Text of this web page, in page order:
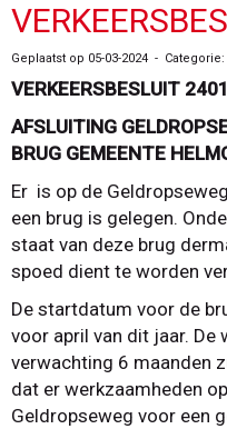
Geplaatst op 05-03-2024 -
VERKEERSBESLUIT
AFSLUITING
BRUG GEMEENTE
Er is op de
een brug is gelegen.
staat van deze brug
spoed dient te worden
De startdatum voor de
voor april van dit jaar. De
verwachting 6 maanden
dat er werkzaamheden
Geldropseweg voor een